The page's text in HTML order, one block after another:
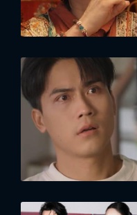
FACEBOOK